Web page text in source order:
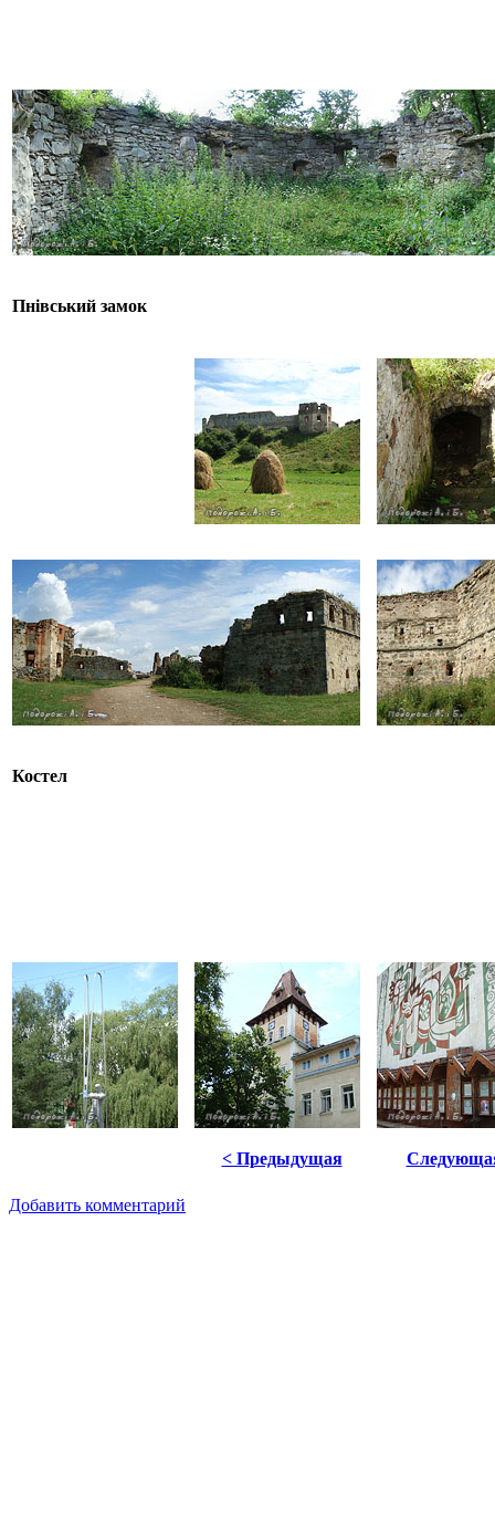
Пнівський замок
Костел
< Предыдущая
Добавить комментарий